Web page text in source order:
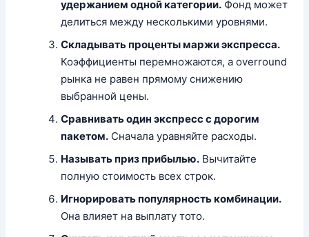
удержанием одной категории.Фонд может
делиться между несколькими уровнями.
Складывать проценты маржи экспресса.
Коэффициенты перемножаются, а overround
рынка не равен прямому снижению
выбранной цены.
Сравнивать один экспресс с дорогим
пакетом.Сначала уравняйте расходы.
Называть приз прибылью.Вычитайте
полную стоимость всех строк.
Игнорировать популярность комбинации.
Она влияет на выплату тото.